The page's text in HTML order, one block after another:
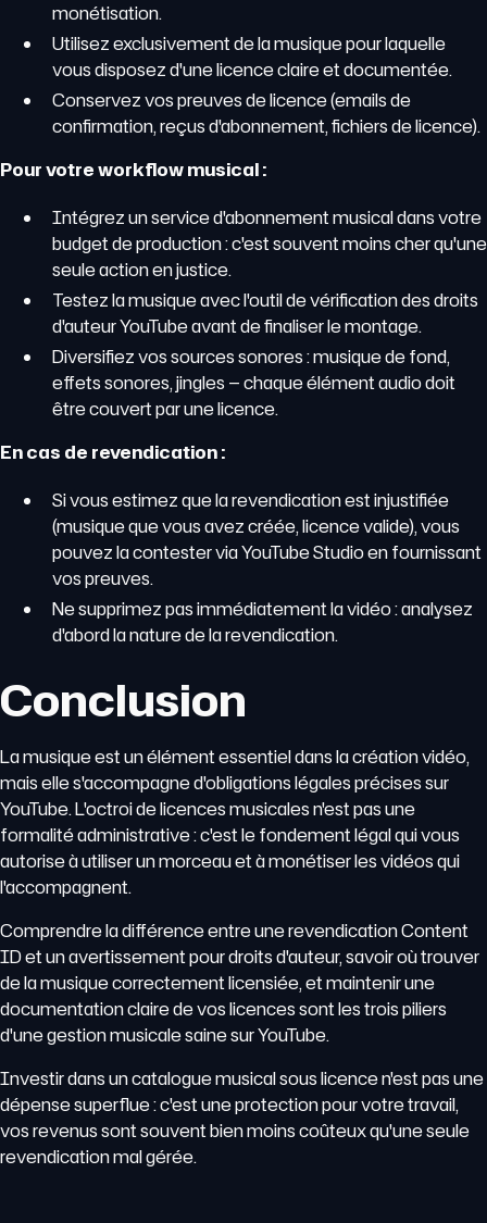
monétisation.
Utilisez exclusivement de la musique pour laquelle
vous disposez d'une licence claire et documentée.
Conservez vos preuves de licence (emails de
confirmation, reçus d'abonnement, fichiers de licence).
Pour votre workflow musical :
Intégrez un service d'abonnement musical dans votre
budget de production : c'est souvent moins cher qu'une
seule action en justice.
Testez la musique avec l'outil de vérification des droits
d'auteur YouTube avant de finaliser le montage.
Diversifiez vos sources sonores : musique de fond,
effets sonores, jingles — chaque élément audio doit
être couvert par une licence.
En cas de revendication :
Si vous estimez que la revendication est injustifiée
(musique que vous avez créée, licence valide), vous
pouvez la contester via YouTube Studio en fournissant
vos preuves.
Ne supprimez pas immédiatement la vidéo : analysez
d'abord la nature de la revendication.
Conclusion
La musique est un élément essentiel dans la création vidéo,
mais elle s'accompagne d'obligations légales précises sur
YouTube. L'octroi de licences musicales n'est pas une
formalité administrative : c'est le fondement légal qui vous
autorise à utiliser un morceau et à monétiser les vidéos qui
l'accompagnent.
Comprendre la différence entre une revendication Content
ID et un avertissement pour droits d'auteur, savoir où trouver
de la musique correctement licensiée, et maintenir une
documentation claire de vos licences sont les trois piliers
d'une gestion musicale saine sur YouTube.
Investir dans un catalogue musical sous licence n'est pas une
dépense superflue : c'est une protection pour votre travail,
vos revenus sont souvent bien moins coûteux qu'une seule
revendication mal gérée.